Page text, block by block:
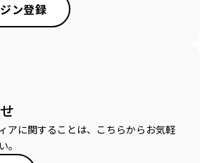
ン登録
アに関することは、こちらからお気軽
。